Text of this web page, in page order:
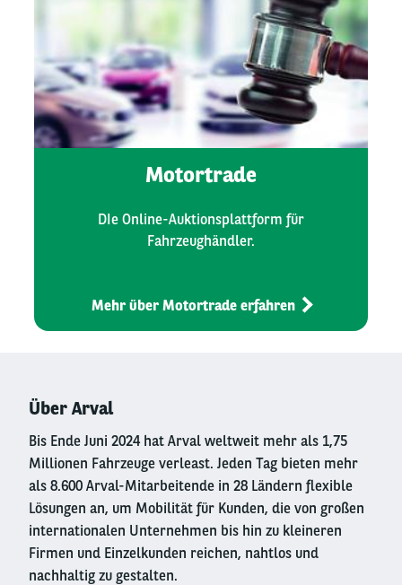
Motortrade
DIe Online-Auktionsplattform für
Fahrzeughändler.
Mehr über Motortrade erfahren
Über Arval
Bis Ende Juni 2024 hat Arval weltweit mehr als 1,75
Millionen Fahrzeuge verleast. Jeden Tag bieten mehr
als 8.600 Arval-Mitarbeitende in 28 Ländern flexible
Lösungen an, um Mobilität für Kunden, die von großen
internationalen Unternehmen bis hin zu kleineren
Firmen und Einzelkunden reichen, nahtlos und
nachhaltig zu gestalten.